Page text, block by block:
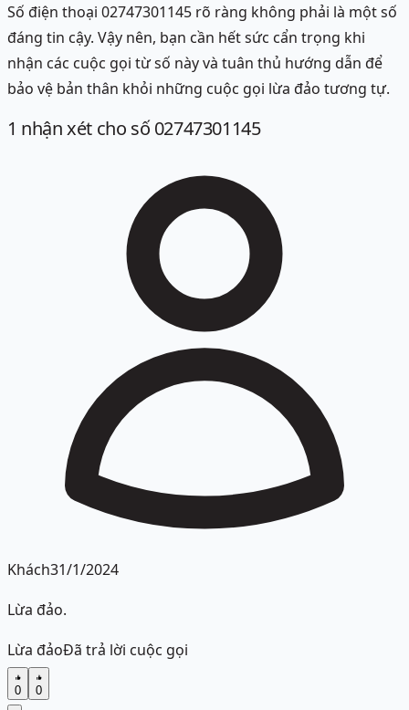
Số điện thoại 02747301145 rõ ràng không phải là một số
đáng tin cậy. Vậy nên, bạn cần hết sức cẩn trọng khi
nhận các cuộc gọi từ số này và tuân thủ hướng dẫn để
bảo vệ bản thân khỏi những cuộc gọi lừa đảo tương tự.
1 nhận xét cho số 02747301145
Khách31/1/2024
Lừa đảo.
Lừa đảoĐã trả lời cuộc gọi
0 0